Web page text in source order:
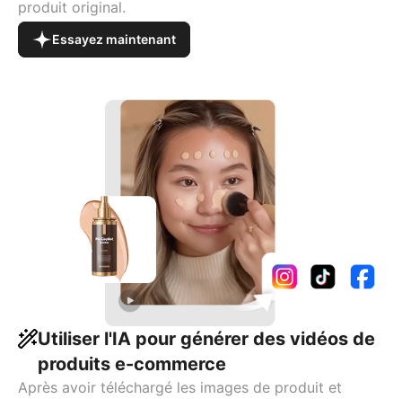
produit original.
Essayez maintenant
Utiliser l'IA pour générer des vidéos de
produits e-commerce
Après avoir téléchargé les images de produit et